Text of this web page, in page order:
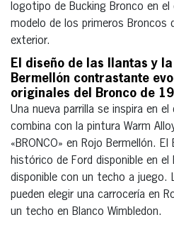
logotipo de Bucking Bronco en
modelo de los primeros Broncos
exterior.
El diseño de las llantas y
Bermellón contrastante
originales del Bronco de
Una nueva parrilla se inspira en
combina con la pintura Warm
«BRONCO» en Rojo Bermellón.
histórico de Ford disponible en
disponible con un techo a juego.
pueden elegir una carrocería en
un techo en Blanco Wimbledon.